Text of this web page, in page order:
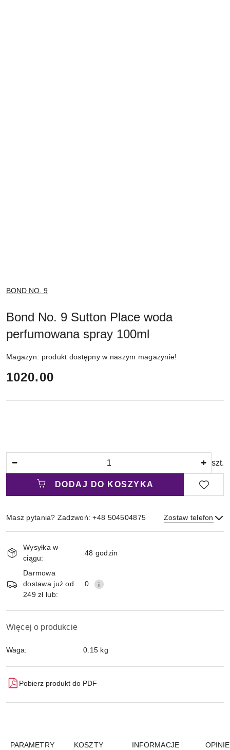
NAZWA
PRODUCENTA:
BOND NO. 9
Bond No. 9 Sutton Place woda
perfumowana spray 100ml
Magazyn: produkt dostępny w naszym magazynie!
cena:
1020.00
szt.
DODAJ DO KOSZYKA
Masz pytania? Zadzwoń: +48 504504875 Zostaw telefon
i
dostawa
Wysyłka w
ciągu:
48 godzin
Darmowa
dostawa już od
249 zł lub:
0
Więcej o produkcie
Waga: 0.15 kg
Pobierz produkt do PDF
PARAMETRY
KOSZTY
INFORMACJE
OPINIE